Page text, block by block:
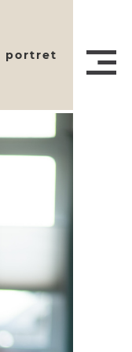
portret